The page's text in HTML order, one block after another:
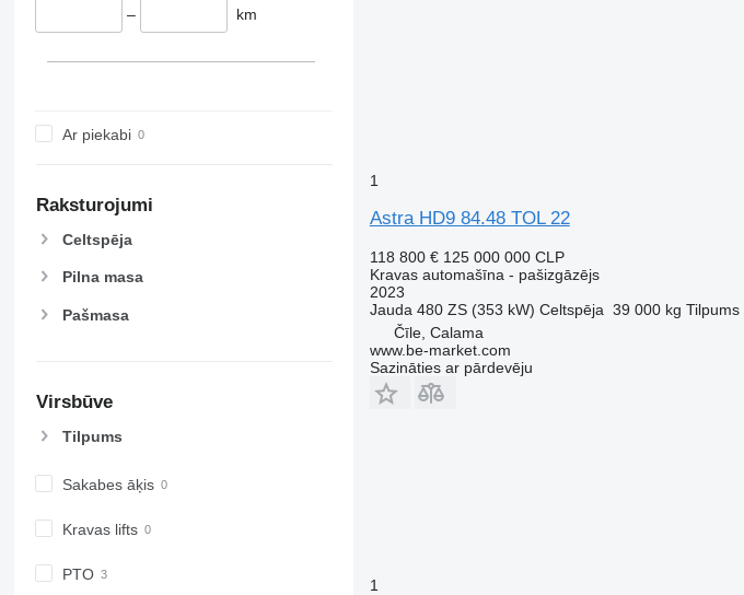
– km
Ar piekabi
Raksturojumi
Celtspēja
Pilna masa
Pašmasa
Virsbūve
Tilpums
Sakabes āķis
Kravas lifts
PTO
1
Astra HD9 84.48 TOL 22
118 800 € 125 000 000 CLP
Kravas automašīna - pašizgāzējs
2023
Jauda 480 ZS (353 kW) Celtspēja 39 000 kg Tilpums
Čīle, Calama
www.be-market.com
Sazināties ar pārdevēju
1